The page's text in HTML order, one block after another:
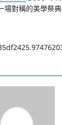
場對稱的美學祭